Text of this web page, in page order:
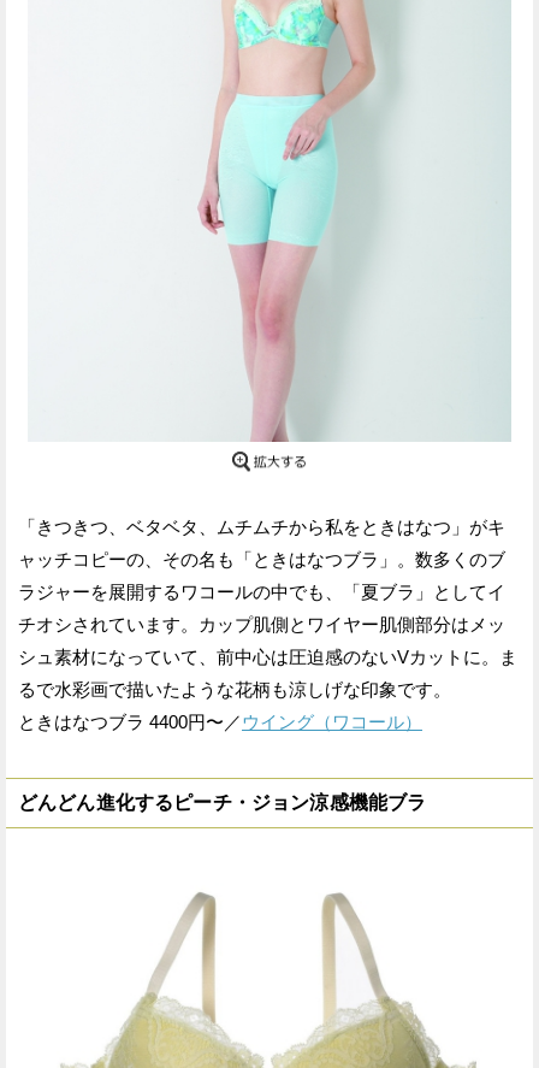
「きつきつ、ベタベタ、ムチムチから私をときはなつ」がキ
ャッチコピーの、その名も「ときはなつブラ」。数多くのブ
ラジャーを展開するワコールの中でも、「夏ブラ」としてイ
チオシされています。カップ肌側とワイヤー肌側部分はメッ
シュ素材になっていて、前中心は圧迫感のないVカットに。ま
るで水彩画で描いたような花柄も涼しげな印象です。
ときはなつブラ 4400円〜／ウイング（ワコール）
どんどん進化するピーチ・ジョン涼感機能ブラ